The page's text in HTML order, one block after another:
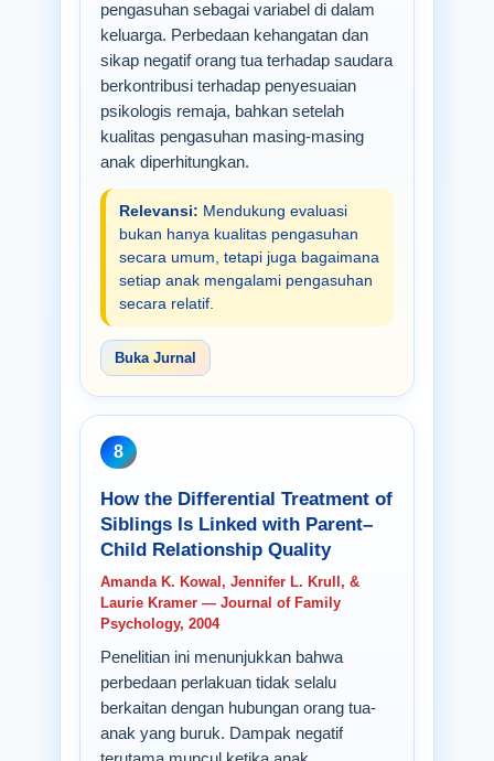
pengasuhan sebagai variabel di dalam
keluarga. Perbedaan kehangatan dan
sikap negatif orang tua terhadap saudara
berkontribusi terhadap penyesuaian
psikologis remaja, bahkan setelah
kualitas pengasuhan masing-masing
anak diperhitungkan.
Relevansi: Mendukung evaluasi
bukan hanya kualitas pengasuhan
secara umum, tetapi juga bagaimana
setiap anak mengalami pengasuhan
secara relatif.
Buka Jurnal
8
How the Differential Treatment of
Siblings Is Linked with Parent–
Child Relationship Quality
Amanda K. Kowal, Jennifer L. Krull, &
Laurie Kramer — Journal of Family
Psychology, 2004
Penelitian ini menunjukkan bahwa
perbedaan perlakuan tidak selalu
berkaitan dengan hubungan orang tua-
anak yang buruk. Dampak negatif